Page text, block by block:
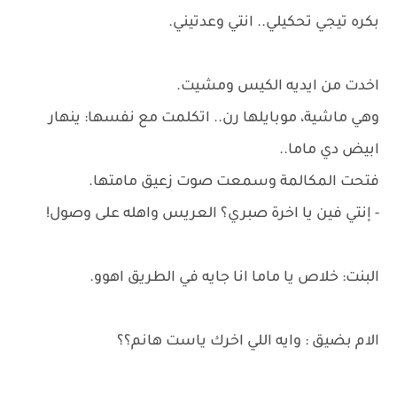
بكره تيجي تحكيلي.. انتي وعدتيني.
اخدت من ايديه الكيس ومشيت.
وهي ماشية، موبايلها رن.. اتكلمت مع نفسها: ينهار
ابيض دي ماما..
فتحت المكالمة وسمعت صوت زعيق مامتها.
- إنتي فين يا اخرة صبري؟ العريس واهله على وصول!
البنت: خلاص يا ماما انا جايه في الطريق اهوو.
الام بضيق : وايه اللي اخرك ياست هانم؟؟